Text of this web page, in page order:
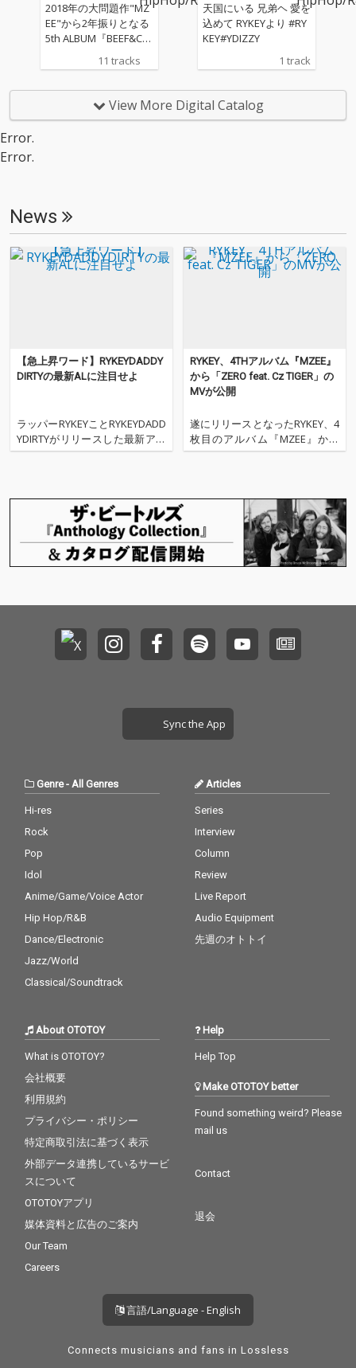
2018年の大問題作"MZ
EE"から2年振りとなる
5th ALBUM『BEEF&CHI
CKEN』が遂にリリース
決定!! IG LIVE等でのRE
スを待っていたファン
には待望の楽曲陣がズ
11 tracks
天国にいる 兄弟ヘ 愛を
込めて RYKEYより #RY
KEY#YDIZZY
1 track
View More Digital Catalog
Error.
Error.
News
【急上昇ワード】RYKEYDADDY
DIRTYの最新ALに注目せよ
ラッパーRYKEYことRYKEYDADD
YDIRTYがリリースした最新アル
バム『RYKEYDADDYDIRTY』に
とに、その言葉に深みを増す男
ことRYKEYDADDYDIRTY。本作
は客演に道、プ
RYKEY、4THアルバム『MZEE』
から「ZERO feat. Cz TIGER」の
MVが公開
遂にリリースとなったRYKEY、4
枚目のアルバム『MZEE』から
収録曲”ZERO”のMVが公開され
容となっておりTAKI & DAIKY(TO
SATSUMA FILMS)がディレクタ
ーを務
Sync the App
Genre-All Genres
Hi-res
Rock
Pop
Idol
Anime/Game/Voice Actor
Hip Hop/R&B
Dance/Electronic
Jazz/World
Classical/Soundtrack
Articles
Series
Interview
Column
Review
Live Report
Audio Equipment
先週のオトトイ
About OTOTOY
What is OTOTOY?
会社概要
利用規約
プライバシー・ポリシー
特定商取引法に基づく表示
外部データ連携しているサービ
スについて
OTOTOYアプリ
媒体資料と広告のご案内
Our Team
Careers
Help
Help Top
Make OTOTOY better
Found something weird? Please
mail us
Contact
退会
言語/Language - English
Connects musicians and fans in Lossless